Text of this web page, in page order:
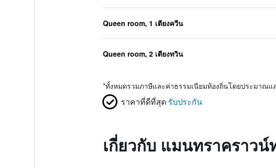
Queen room, 1 เตียงควีน
Queen room, 2 เตียงทวิน
*ทั้งหมดรวมภาษีและค่าธรรมเนียมท้องถิ่นโดยประมาณแ
ราคาที่ดีที่สุด รับประกัน
เกี่ยวกับ แมนทราคราวน์